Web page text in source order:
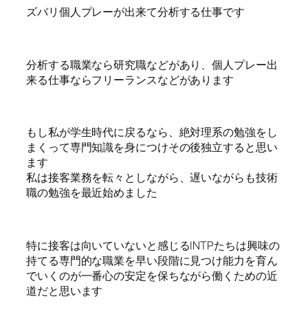
ズバリ個人プレーが出来て分析する仕事です
分析する職業なら研究職などがあり、個人プレー出
来る仕事ならフリーランスなどがあります
もし私が学生時代に戻るなら、絶対理系の勉強をし
まくって専門知識を身につけその後独立すると思い
ます
私は接客業務を転々としながら、遅いながらも技術
職の勉強を最近始めました
特に接客は向いていないと感じるINTPたちは興味の
持てる専門的な職業を早い段階に見つけ能力を育ん
でいくのが一番心の安定を保ちながら働くための近
道だと思います